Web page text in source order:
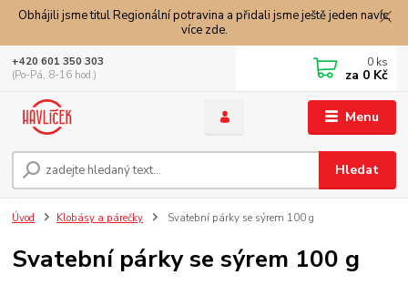
Obhájili jsme titul Regionální potravina a přidali jsme ještě jeden navíc,
více zde.
Menu
Hledat
+420 601 350 303
(Po-Pá, 8-16 hod.)
0 ks
za 0 Kč
Úvod Klobásy a párečky Svatební párky se sýrem 100 g
Svatební párky se sýrem 100 g